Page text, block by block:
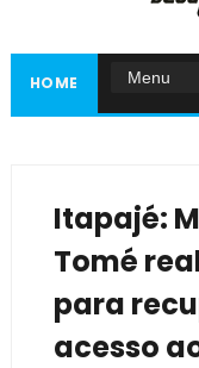
HOME
Itapajé:
Tomé
para
acesso